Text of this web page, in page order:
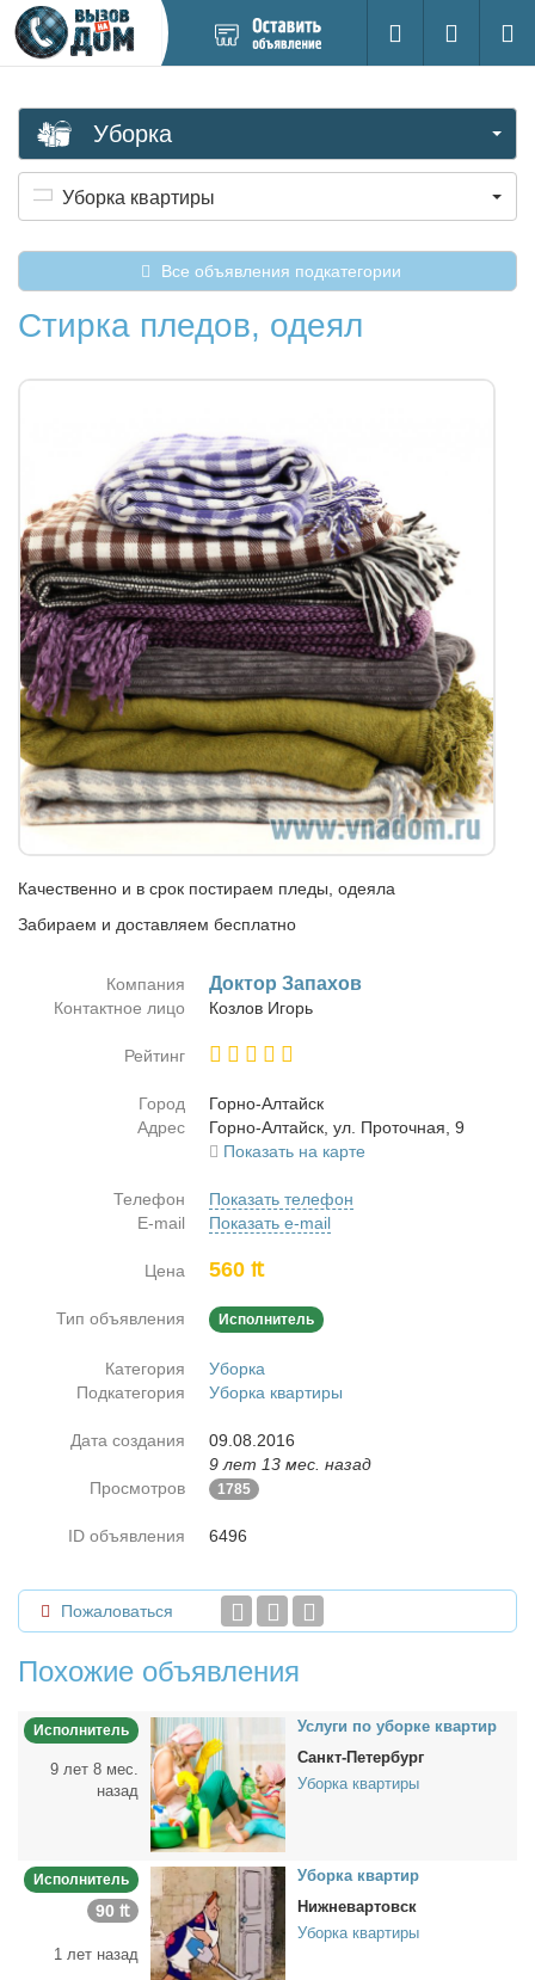
новое
Поиск
Вход на
Уборка
Уборка квартиры
Все объявления подкатегории
Стирка пледов, одеял
Качественно и в срок постираем пледы, одеяла
Забираем и доставляем бесплатно
Компания Док­тор За­па­хов
Контактное лицо Коз­лов Игорь
Рейтинг
Город
Гор­но-Ал­тайск
Адрес
Гор­но-Ал­тайск, ул. Про­точ­ная, 9
Показать на карте
Телефон
Показать телефон
E-mail
Показать e-mail
Цена 560 ₶
Тип объявления Исполнитель
Категория
Уборка
Подкатегория
Уборка квартиры
Дата создания
09.08.2016
9 лет 13 мес. назад
Просмотров
1785
ID объявления 6496
Пожаловаться
Похожие объявления
Исполнитель
9 лет 8 мес.
назад
Услу­ги по убор­ке квар­тир
Санкт-Петербург
Уборка квартиры
Исполнитель
90 ₶
1 лет назад
Убор­ка квар­тир
Нижневартовск
Уборка квартиры